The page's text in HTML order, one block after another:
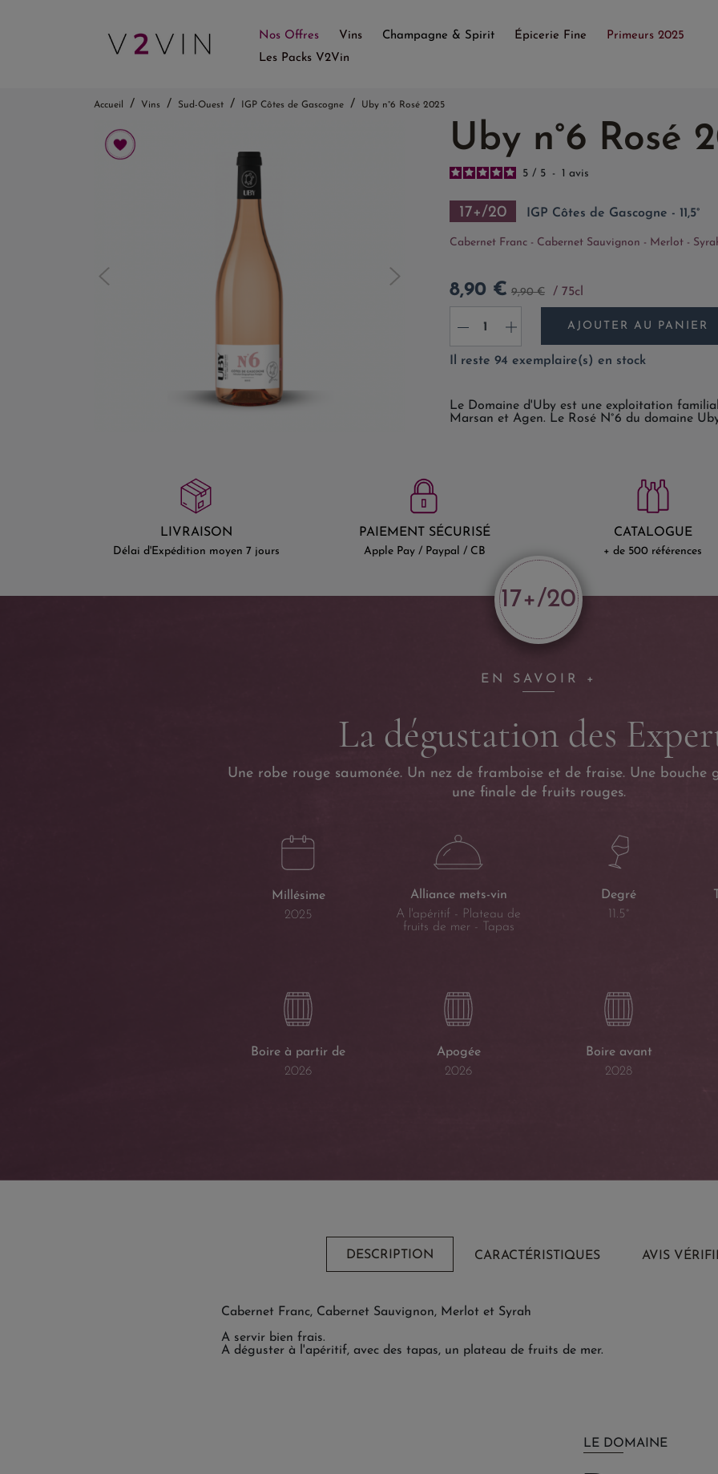
Nos Offres Vins Champagne & Spirit Épicerie Fine
Primeurs 2025
Les Packs V2Vin
Accueil Vins Sud-Ouest IGP Côtes de Gascogne Uby n°6 Rosé 2025
Uby n°6 Rosé
5 / 5 - 1 avis
17+/20 IGP Côtes de Gascogne - 11,5°
Cabernet Franc - Cabernet Sauvignon - Merlot -
8,90 € 9,90 € 75cl
- + AJOUTER AU PANIER
Il reste 94 exemplaire(s) en stock
Le Domaine d'Uby est une exploitation
Marsan et Agen. Le Rosé N°6 du domaine
LIVRAISON
Délai d'Expédition moyen 7 jours
PAIEMENT SÉCURISÉ
Apple Pay / Paypal / CB
CATALOGUE
+ de 500 références
17+/20
EN SAVOIR +
La dégustation des
Une robe rouge saumonée. Un nez de framboise et de fraise. Une bouche
une finale de fruits rouges.
Millésime
2025
Alliance mets-vin
A l'apéritif - Plateau de
fruits de mer - Tapas
Degré
11.5°
Boire à partir de
2026
Apogée
2026
Boire avant
2028
DESCRIPTION CARACTÉRISTIQUES AVIS
Cabernet Franc, Cabernet Sauvignon, Merlot et Syrah
A servir bien frais.
A déguster à l'apéritif, avec des tapas, un plateau de fruits de mer.
LE DOMAINE